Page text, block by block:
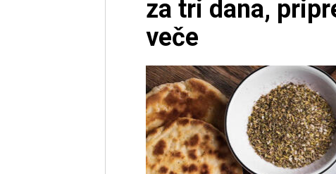
za tri dana,
veče